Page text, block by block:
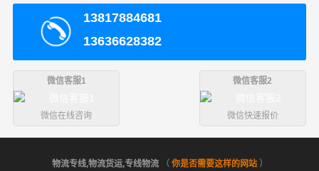
13817884681
13636628382
微信客服1
微信在线咨询
微信客服2
微信快速报价
物流专线,物流货运,专线物流（ 你是否需要这样的网站）